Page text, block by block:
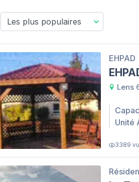
EHPAD
Lens
Unité
3389